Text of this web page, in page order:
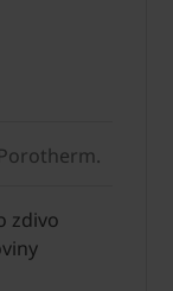
zdivo